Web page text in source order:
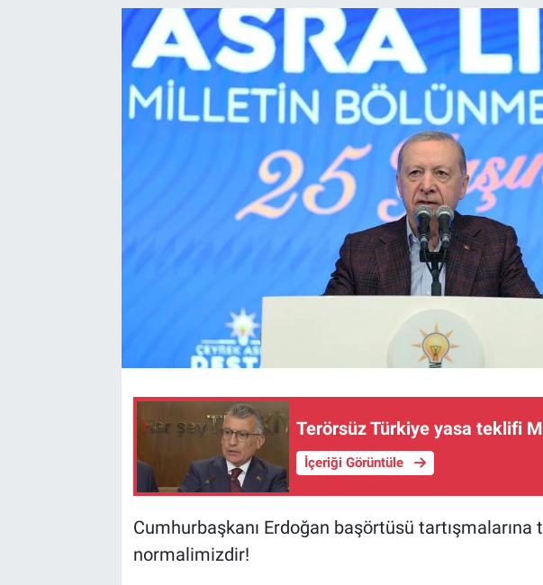
Terörsüz Türkiye yasa teklifi
İçeriği Görüntüle
Cumhurbaşkanı Erdoğan başörtüsü tartışmalarına
normalimizdir!